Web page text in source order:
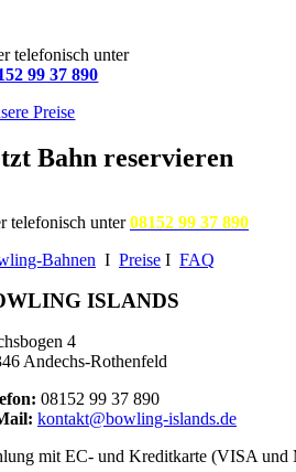
telefonisch unter
99 37 890
Preise
Bahn reservieren
telefonisch unter08152 99 37 890
Bahnen I Preise I FAQ
ISLANDS
4
Andechs-Rothenfeld
08152 99 37 890
kontakt@bowling-islands.de
mit EC- und Kreditkarte (VISA und